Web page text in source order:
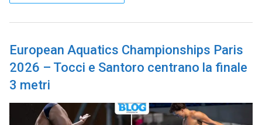
European Aquatics Championships Paris
2026 – Tocci e Santoro centrano la finale
3 metri